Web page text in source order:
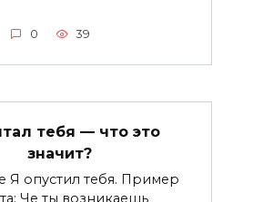
0 39
тебя — что это
значит?
Я опустил тебя. Пример
Че ты возникаешь